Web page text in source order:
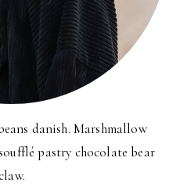
danish. Marshmallow
pastry chocolate bear